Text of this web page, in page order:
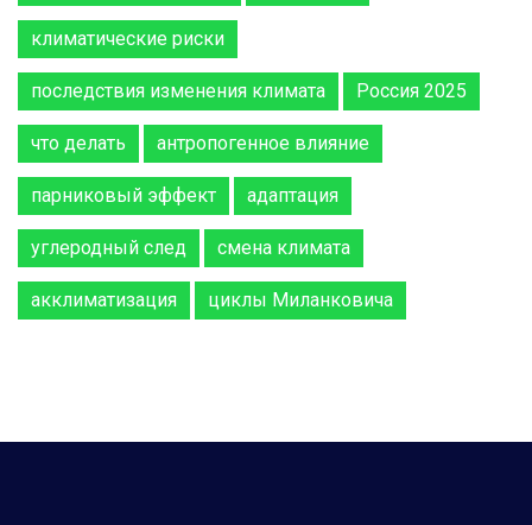
климатические риски
последствия изменения климата Россия 2025
что делать антропогенное влияние
парниковый эффект адаптация
углеродный след смена климата
акклиматизация циклы Миланковича